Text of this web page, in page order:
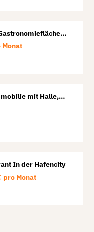
Monat
mit Halle,
In der Hafencity
pro Monat